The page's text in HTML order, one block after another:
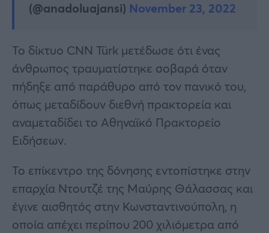
(@anadoluajansi) November 23, 2022
Το δίκτυο CNN Türk μετέδωσε ότι ένας
άνθρωπος τραυματίστηκε σοβαρά όταν
πήδηξε από παράθυρο από τον πανικό του,
όπως μεταδίδουν διεθνή πρακτορεία και
αναμεταδίδει το Αθηναϊκό Πρακτορείο
Ειδήσεων.
Το επίκεντρο της δόνησης εντοπίστηκε στην
επαρχία Ντουτζέ της Μαύρης Θάλασσας και
έγινε αισθητός στην Κωνσταντινούπολη, η
οποία απέχει περίπου 200 χιλιόμετρα από